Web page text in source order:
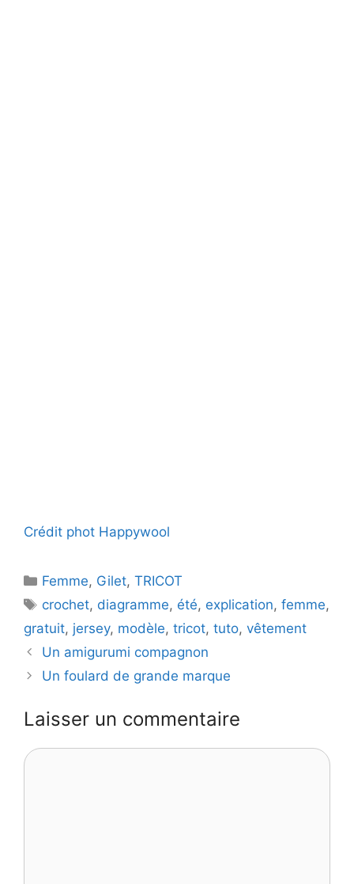
Crédit phot Happywool
Catégories
Femme, Gilet,TRICOT
Étiquettes
crochet, diagramme, été, explication,femme,
gratuit, jersey, modèle, tricot, tuto, vêtement
Un amigurumi compagnon
Un foulard de grande marque
Laisser un commentaire
Commentaire